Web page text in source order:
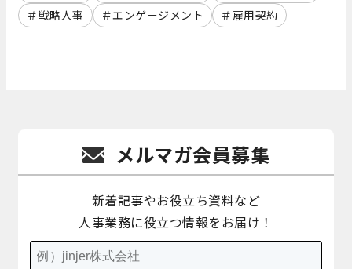
戦略人事
エンゲージメント 雇用契約
メルマガ会員募集
新着記事やお役立ち資料など
人事業務に役立つ情報をお届け！